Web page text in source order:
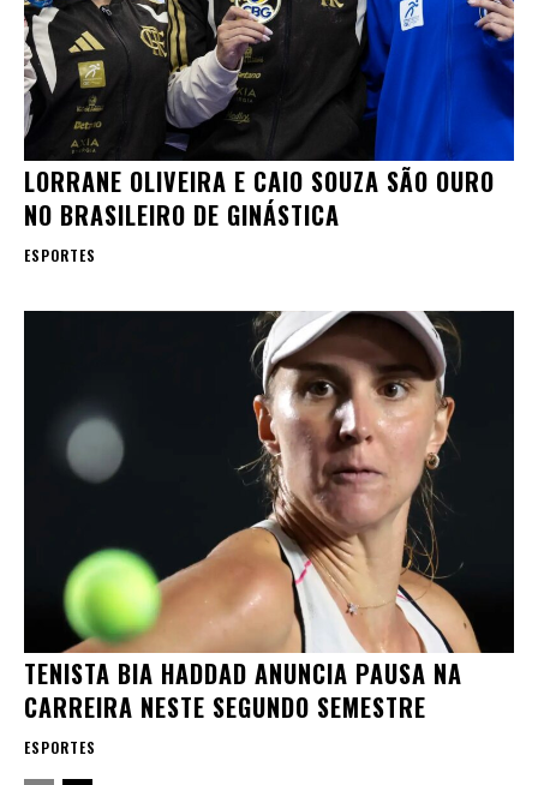
LORRANE OLIVEIRA E CAIO SOUZA SÃO OURO
NO BRASILEIRO DE GINÁSTICA
ESPORTES
TENISTA BIA HADDAD ANUNCIA PAUSA NA
CARREIRA NESTE SEGUNDO SEMESTRE
ESPORTES